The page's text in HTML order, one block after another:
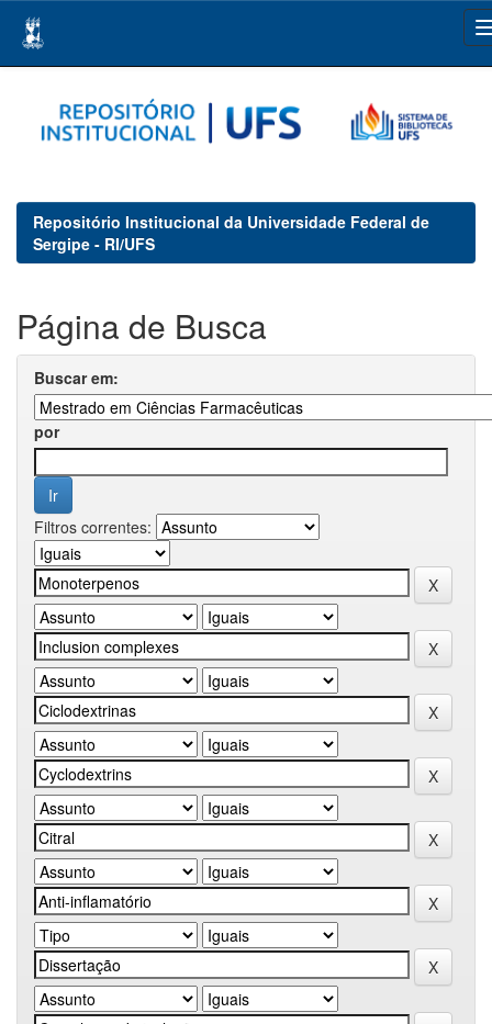
navigation
Repositório Institucional da Universidade Federal de
Sergipe - RI/UFS
Página de Busca
Buscar em:
por
Filtros correntes: